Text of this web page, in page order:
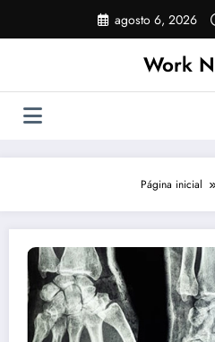
o
agosto 6, 2026
Work
Página inicial